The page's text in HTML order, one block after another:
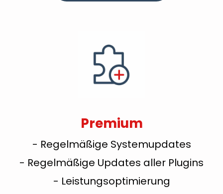
Premium
- Regelmäßige Systemupdates
- Regelmäßige Updates aller Plugins
- Leistungsoptimierung